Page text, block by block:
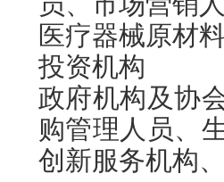
医疗器械原材
投资机构
政府机构及协
购管理人员、
创新服务机构